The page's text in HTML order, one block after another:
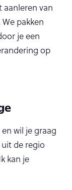
van
pakken
je een
op
wil je graag
de regio
kan je